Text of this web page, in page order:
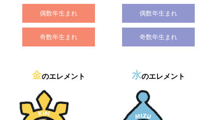
偶数年生まれ
奇数年生まれ
偶数年生まれ
奇数年生まれ
金のエレメント 水のエレメント